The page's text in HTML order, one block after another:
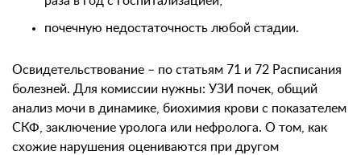
почечную недостаточность любой стадии.
Освидетельствование – по статьям 71 и 72 Расписания
болезней. Для комиссии нужны: УЗИ почек, общий
анализ мочи в динамике, биохимия крови с показателем
СКФ, заключение уролога или нефролога. О том, как
схожие нарушения оцениваются при другом